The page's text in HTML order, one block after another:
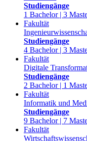
Studiengänge
1 Bachelor | 3
Fakultät
Studiengänge
4 Bachelor | 3
Fakultät
Digitale
Studiengänge
2 Bachelor | 1
Fakultät
Informatik und
Studiengänge
9 Bachelor | 7
Fakultät